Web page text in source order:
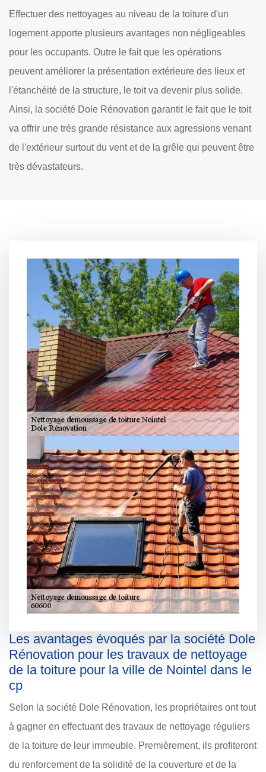
Effectuer des nettoyages au niveau de la toiture d'un
logement apporte plusieurs avantages non négligeables
pour les occupants. Outre le fait que les opérations
peuvent améliorer la présentation extérieure des lieux et
l'étanchéité de la structure, le toit va devenir plus solide.
Ainsi, la société Dole Rénovation garantit le fait que le toit
va offrir une très grande résistance aux agressions venant
de l'extérieur surtout du vent et de la grêle qui peuvent être
très dévastateurs.
Les avantages évoqués par la société Dole
Rénovation pour les travaux de nettoyage
de la toiture pour la ville de Nointel dans le
cp
Selon la société Dole Rénovation, les propriétaires ont tout
à gagner en effectuant des travaux de nettoyage réguliers
de la toiture de leur immeuble. Premièrement, ils profiteront
du renforcement de la solidité de la couverture et de la